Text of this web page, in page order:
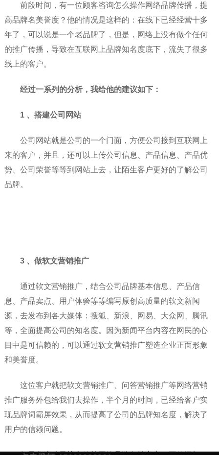
前段时间，有一位顾客咨询怎么操作网络品牌传播，提
高品牌名美誉度？他的情况是这样的：在线下已经经营十多
年了，可以说是一个老品牌了，但是，网络上没有做个任何
的推广传播，导致在互联网上品牌知名度底下，流失了很多
线上的客户。
经过一系列的分析，我给他的建议如下：
1 、搭建公司网站
公司网站就是公司的一个门面，方便公司接到互联网上
来的客户，并且，还可以上传公司信息、产品信息、产品优
势、公司荣誉等等到网站上去，让陌生客户更好的了解公司
品牌。
3 、做软文营销推广
通过软文营销推广，结合公司品牌基本信息、产品信
息、产品卖点、用户体验等等编写原创高质量的软文新闻
源，去发布到各大媒体：搜狐、新浪、网易、大众网、腾讯
等，全面提高公司的知名度。因为新闻平台内容在网民的心
目中是可信赖的，可以通过软文营销推广塑造企业正面形象
和美誉度。
这位客户就把软文营销推广、问答营销推广等网络营销
推广服务外包给我们去操作，半个月的时间，已经给客户实
现品牌词霸屏效果，从而提高了公司的品牌知名度，解决了
用户的信赖问题。